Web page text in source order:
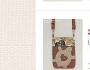
(